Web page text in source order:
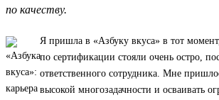
по качеству.
Я пришла в «Азбуку вкуса» в тот момент,
по сертификации стояли очень остро,
ответственного сотрудника. Мне
высокой многозадачности и осваивать